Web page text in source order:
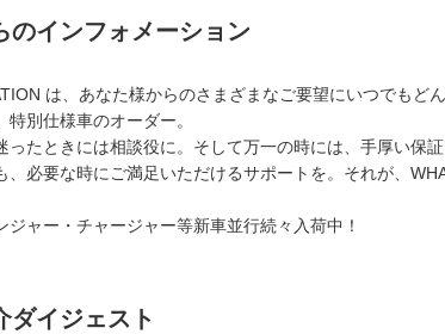
のインフォメーション
は、あなた様からのさまざまなご要望にいつでもど
別仕様車のオーダー。
ったときには相談役に。そして万一の時には、手厚い保
、必要な時にご満足いただけるサポートを。それが、
ジャー・チャージャー等新車並行続々入荷中！
ダイジェスト